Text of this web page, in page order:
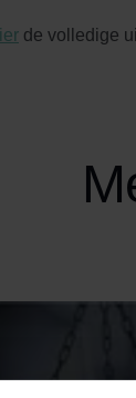
de volledige